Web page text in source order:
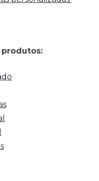
produtos: